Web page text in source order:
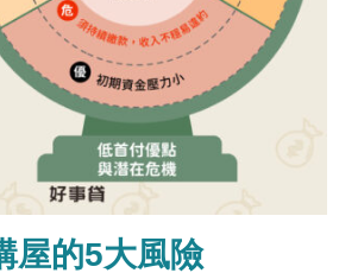
屋的5大風險